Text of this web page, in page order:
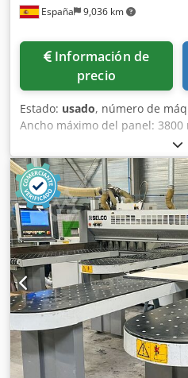
España 9,036 km
Información de
precio
Estado: usado, número de
Ancho máximo del panel:
Longitud máxima del panel:
de la hoja principal: 55 mm
4